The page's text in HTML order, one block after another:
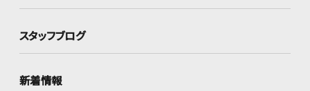
スタッフブログ
新着情報